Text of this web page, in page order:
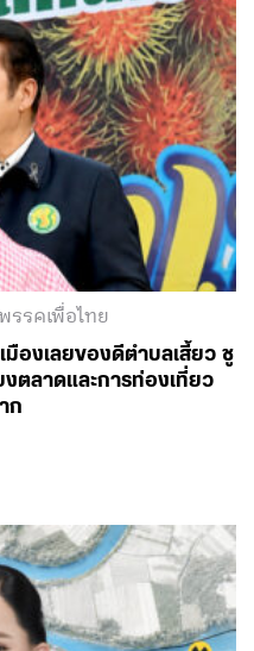
รรคเพื่อไทย
เมืองเลยของดีตำบลเสี้ยว ชู
ตลาดและการท่องเที่ยว
ก